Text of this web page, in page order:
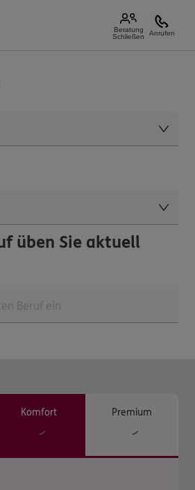
Beratung
Schließen
Anrufen
üben Sie aktuell
Komfort Premium